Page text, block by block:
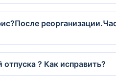
? Как исправить?